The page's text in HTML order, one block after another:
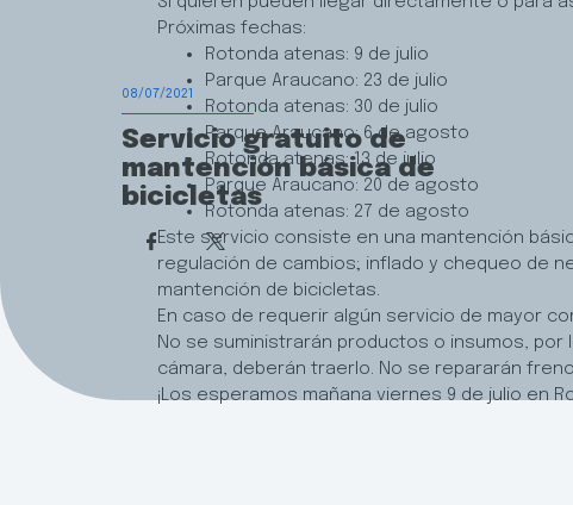
08/07/2021
Servicio gratuito de
mantención básica de
bicicletas
Próximas fechas:
Rotonda atenas: 9 de julio
Parque Araucano: 23 de julio
Rotonda atenas: 30 de julio
Parque Araucano: 6 de agosto
Rotonda atenas: 13 de julio
Parque Araucano: 20 de agosto
Rotonda atenas: 27 de agosto
Este servicio consiste en una mantención
regulación de cambios; inflado y chequeo de
mantención de bicicletas.
En caso de requerir algún servicio de mayor
No se suministrarán productos o insumos,
cámara, deberán traerlo. No se repararán
¡Los esperamos mañana viernes 9 de julio en